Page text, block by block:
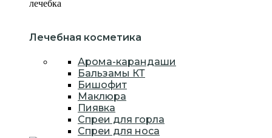
Лечебная косметика
Арома-карандаши
Бальзамы КТ
Бишофит
Маклюра
Пиявка
Спреи для горла
Спреи для носа